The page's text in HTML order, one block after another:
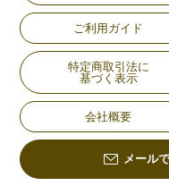
ご利用ガイド
特定商取引法に
基づく表示
会社概要
メール